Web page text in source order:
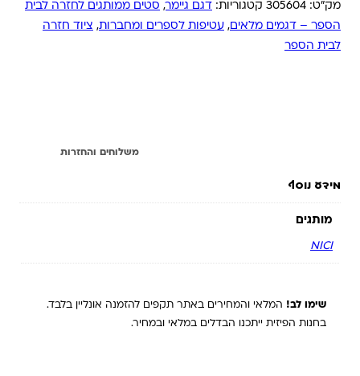
מק"ט: 305604 קטגוריות: דגם גיימר, סטים ממותגים לחזרה לבית
הספר – דגמים מלאים, עטיפות לספרים ומחברות, ציוד חזרה
לבית הספר
משלוחים והחזרות
מידע נוסף
מותגים
NICI
שימו לב! המלאי והמחירים באתר תקפים להזמנה אונליין בלבד.
בחנות הפיזית ייתכנו הבדלים במלאי ובמחיר.